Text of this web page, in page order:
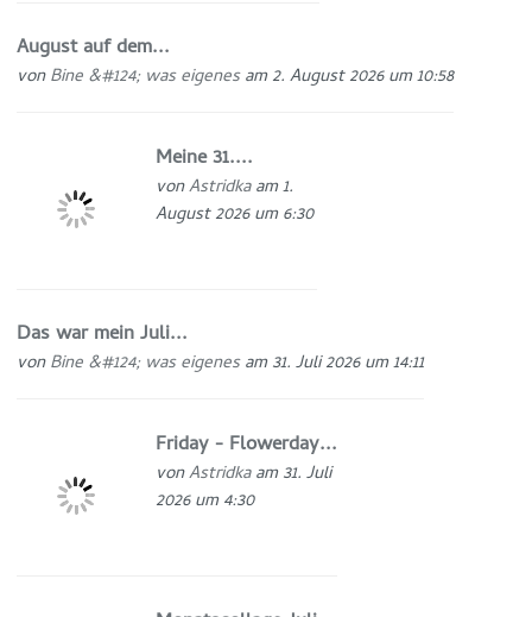
August auf dem...
vonBine &#124; was eigenesam 2. August 2026 um 10:58
Meine 31....
vonAstridkaam 1.
August 2026 um 6:30
Das war mein Juli...
vonBine &#124; was eigenesam 31. Juli 2026 um 14:11
Friday - Flowerday...
vonAstridkaam 31. Juli
2026 um 4:30